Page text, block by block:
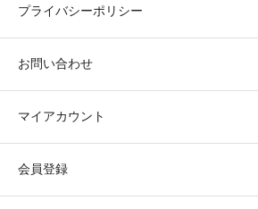
プライバシーポリシー
お問い合わせ
マイアカウント
会員登録